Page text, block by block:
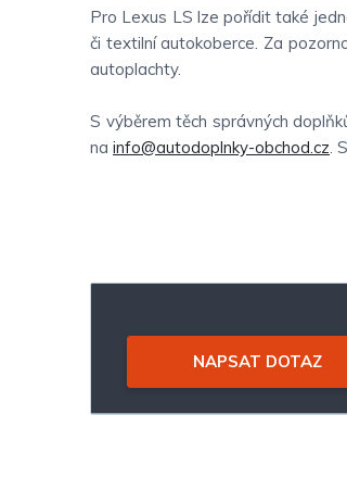
Pro Lexus LS lze pořídit také
či textilní autokoberce. Za
autoplachty.
S výběrem těch správných
na info@autodoplnky-obchod.cz.
s
NAPSAT DOTAZ